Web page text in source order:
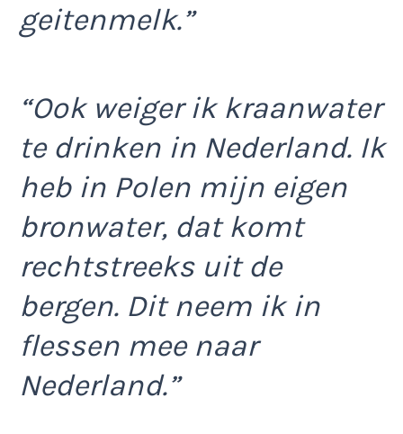
geitenmelk.”
“Ook weiger ik kraanwater
te drinken in Nederland. Ik
heb in Polen mijn eigen
bronwater, dat komt
rechtstreeks uit de
bergen. Dit neem ik in
flessen mee naar
Nederland.”